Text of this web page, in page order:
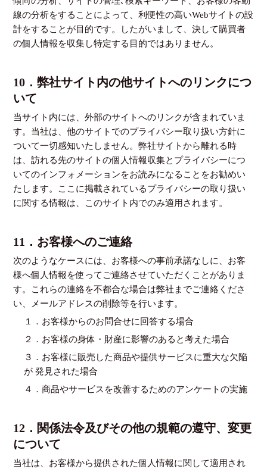
線の分析をすることによって、利便性の高いWebサイトの設
計をすることが目的です。したがいまして、決して購買者
の個人情報を収集し特定する目的ではありません。
10．弊社サイト内の他サイトへのリンクにつ
いて
当サイト内には、外部のサイトへのリンクが含まれていま
す。当社は、他のサイトでのプライバシー取り扱い方針に
ついて一切感知いたしません。弊社サイトから離れる時
は、訪れる先のサイトの個人情報収集とプライバシーにつ
いてのインフォメーションをお読みになることをお勧めい
たします。ここに掲載されているプライバシーの取り扱い
に関する情報は、このサイト内でのみ適用されます。
11．お客様へのご連絡
次のようなケースには、お客様への事前承諾なしに、お客
様へ個人情報を使ってご連絡させていただくことがありま
す。これらの連絡を不都合な場合は弊社までご連絡くださ
い、メールアドレスの削除等を行います。
１．お客様からのお問合せに回答する場合
２．お客様の身体・財産に影響のあると考えた場合
３．お客様に販売した商品や提供サービスに重大な欠陥
が 発見された場合
４．商品やサービスを改善するためのアンケートの実施
12．関係法令及びその他の規範の遵守、変更
について
当社は、お客様から提供された個人情報に関して適用され